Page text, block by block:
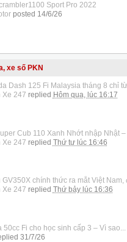
Sport Pro 2022
posted 14/6/26
xe số PKN
Dash 125 Fi Malaysia tháng 8 chỉ
Xe 247 replied Hôm qua, lúc 16:17
Cub 110 Xanh Nhớt nhập Nhật –
Xe 247 replied Thứ tư lúc 16:46
GV350X chính thức ra mắt Việt Nam,
Xe 247 replied Thứ bảy lúc 16:36
50cc Fi cho học sinh cấp 3 – Vì sao...
31/7/26